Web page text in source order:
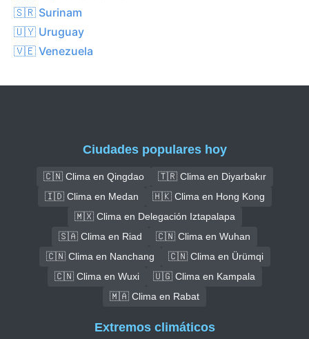
🇸🇷 Surinam
🇺🇾 Uruguay
🇻🇪 Venezuela
Ciudades populares hoy
🇨🇳 Clima en Qingdao
🇹🇷 Clima en Diyarbakır
🇮🇩 Clima en Medan
🇭🇰 Clima en Hong Kong
🇲🇽 Clima en Delegación Iztapalapa
🇸🇦 Clima en Riad
🇨🇳 Clima en Wuhan
🇨🇳 Clima en Nanchang
🇨🇳 Clima en Ürümqi
🇨🇳 Clima en Wuxi
🇺🇬 Clima en Kampala
🇲🇦 Clima en Rabat
Extremos climáticos